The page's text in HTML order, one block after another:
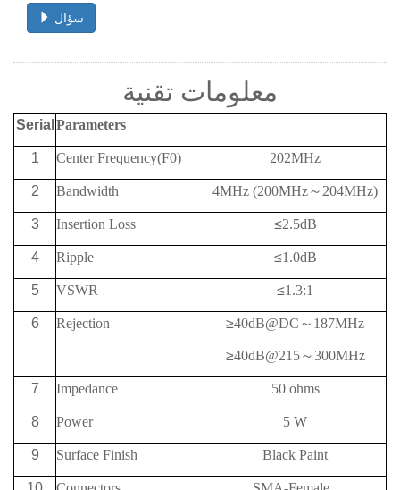
سؤال
معلومات تقنية
Serial Parameters
1 Center Frequency(F0) 202MHz
2 Bandwidth 4MHz (200MHz～ 204MHz)
3 Insertion Loss ≤2.5dB
4 Ripple ≤1.0dB
5 VSWR ≤1.3:1
6 Rejection ≥40dB@DC ～ 187MHz
≥40dB@215～300MHz
7 Impedance 50 ohms
8 Power 5 W
9 Surface Finish Black Paint